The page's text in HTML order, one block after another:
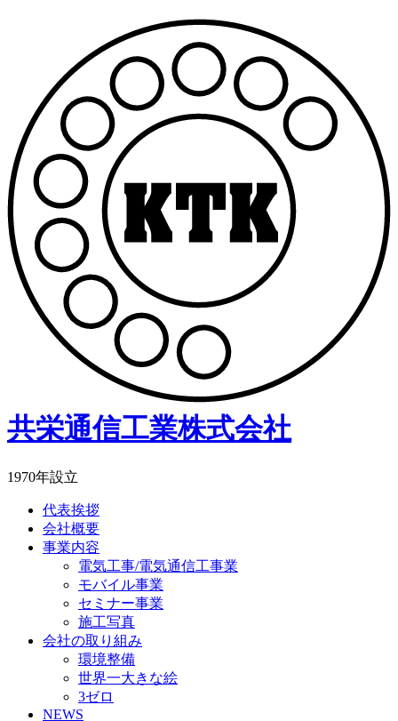
共栄通信工業株式会社
1970年設立
代表挨拶
会社概要
事業内容
電気工事/電気通信工事業
モバイル事業
セミナー事業
施工写真
会社の取り組み
環境整備
世界一大きな絵
3ゼロ
NEWS